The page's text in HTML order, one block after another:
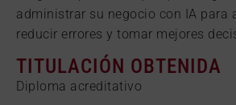
administrar su negocio con IA para
reducir errores y tomar mejores
TITULACIÓN OBTENIDA
Diploma acreditativo